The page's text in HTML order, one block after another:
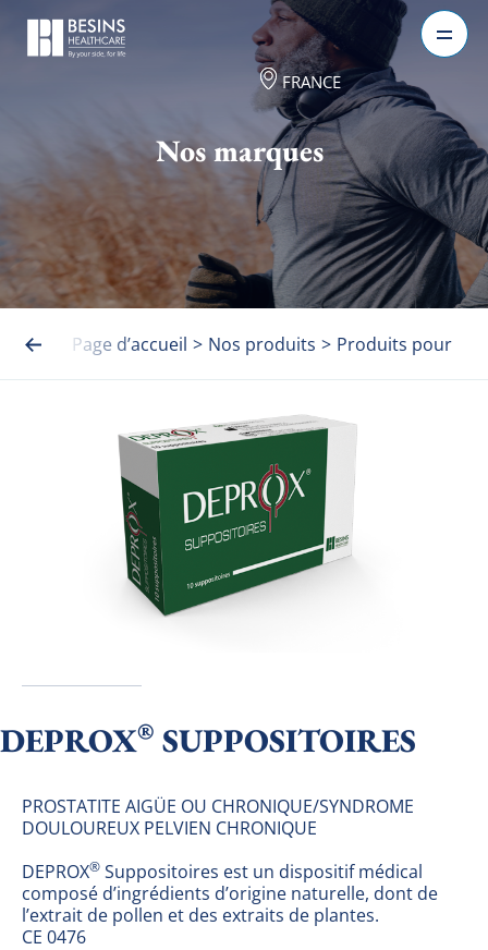
FRANCE
Nos marques
Page d’accueil > Nos produits > Produits pour
DEPROX® SUPPOSITOIRES
PROSTATITE AIGÜE OU CHRONIQUE/SYNDROME
DOULOUREUX PELVIEN CHRONIQUE
DEPROX® Suppositoires est un dispositif médical
composé d’ingrédients d’origine naturelle, dont de
l’extrait de pollen et des extraits de plantes.
CE 0476